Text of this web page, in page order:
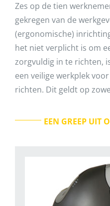
Zes op de tien
gekregen van de
(ergonomische)
het niet verplicht is om
zorgvuldig in te richten,
een veilige werkplek
richten. Dit geldt op
EEN GREEP UIT